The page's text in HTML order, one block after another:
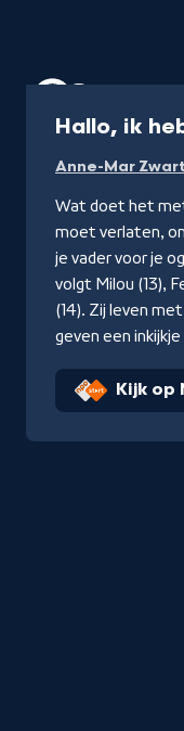
Hallo, ik
Anne-Mar Zwart
Wat doet het
moet verlaten,
je vader voor je
volgt Milou (13),
(14). Zij leven
geven een inkijkje
Kijk op